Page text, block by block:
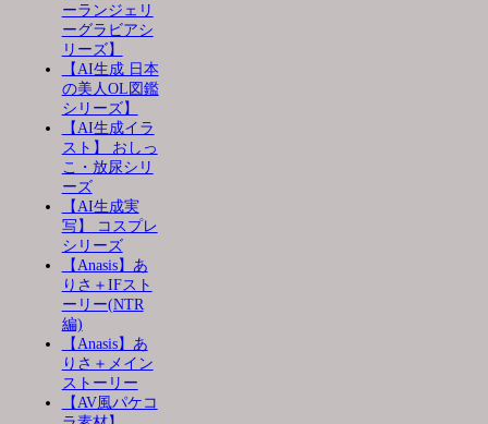
ーランジェリ
ーグラビアシ
リーズ】
【AI生成 日本
の美人OL図鑑
シリーズ】
【AI生成イラ
スト】 おしっ
こ・放尿シリ
ーズ
【AI生成実
写】 コスプレ
シリーズ
【Anasis】あ
りさ＋IFスト
ーリー(NTR
編)
【Anasis】あ
りさ＋メイン
ストーリー
【AV風パケコ